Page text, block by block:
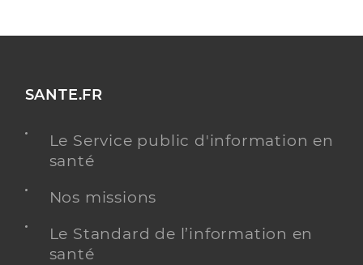
SANTE.FR
Le Service public d'information en
santé
Nos missions
Le Standard de l’information en
santé